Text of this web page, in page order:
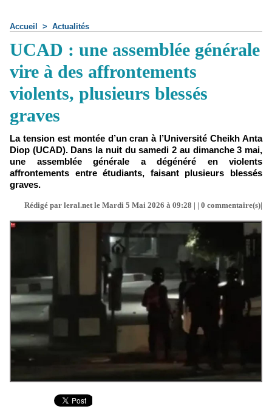
Accueil > Actualités
UCAD : une assemblée générale
vire à des affrontements
violents, plusieurs blessés
graves
La tension est montée d’un cran à l’Université Cheikh Anta
Diop (UCAD). Dans la nuit du samedi 2 au dimanche 3 mai,
une assemblée générale a dégénéré en violents
affrontements entre étudiants, faisant plusieurs blessés
graves.
Rédigé par leral.net le Mardi 5 Mai 2026 à 09:28 | | 0 commentaire(s)|